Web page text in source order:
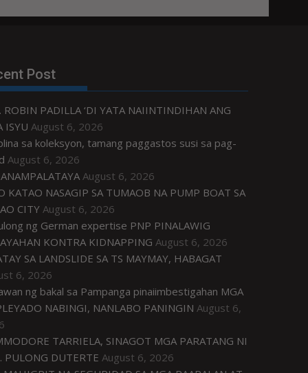
Post
ROBIN PADILLA ‘DI YATA NAIINTINDIHAN ANG
ISYU August 6, 2026
sa koleksyon, tamang paggastos susi sa pag-
August 6, 2026
August 6, 2026
KATAO NASAGIP SA TUMAOB NA PUMP BOAT SA
CITY August 6, 2026
ng German expertise PNP PINALAWIG
KONTRA KIDNAPPING August 6, 2026
SA LANDSLIDE SA TS MAYMAY, HABAGAT
6, 2026
ng bakal sa Pampanga pinaiimbestigahan MGA
NABINGI, NANLABO PANINGIN August 6,
TARRIELA, SINAGOT MGA PARATANG NI
PULONG DUTERTE August 6, 2026